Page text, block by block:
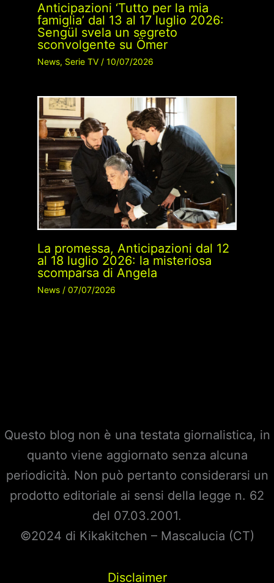
Anticipazioni ‘Tutto per la mia
famiglia’ dal 13 al 17 luglio 2026:
Sengül svela un segreto
sconvolgente su Ömer
News, Serie TV/ 10/07/2026
La promessa, Anticipazioni dal 12
al 18 luglio 2026: la misteriosa
scomparsa di Angela
News/ 07/07/2026
Questo blog non è una testata giornalistica, in
quanto viene aggiornato senza alcuna
periodicità. Non può pertanto considerarsi un
prodotto editoriale ai sensi della legge n. 62
del 07.03.2001.
©2024 di Kikakitchen – Mascalucia (CT)
Disclaimer